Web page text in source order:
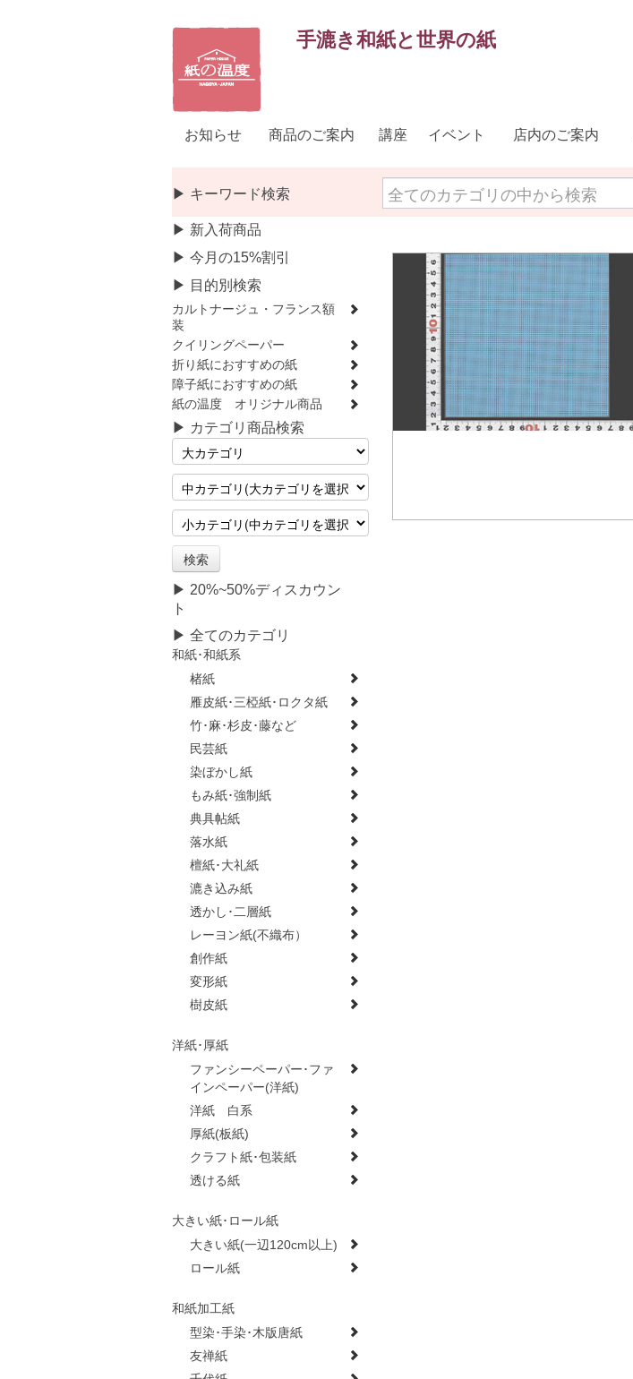
手漉き和紙と世界の紙
お知らせ 商品のご案内 講座 イベント 店内のご案内
▶ キーワード検索
▶ 新入荷商品
▶ 今月の15%割引
▶ 目的別検索
カルトナージュ・フランス額
装
クイリングペーパー
折り紙におすすめの紙
障子紙におすすめの紙
紙の温度 オリジナル商品
▶ カテゴリ商品検索
▶ 20%~50%ディスカウン
ト
▶ 全てのカテゴリ
和紙･和紙系
楮紙
雁皮紙･三椏紙･ロクタ紙
竹･麻･杉皮･藤など
民芸紙
染ぼかし紙
もみ紙･強制紙
典具帖紙
落水紙
檀紙･大礼紙
漉き込み紙
透かし･二層紙
レーヨン紙(不織布）
創作紙
変形紙
樹皮紙
洋紙･厚紙
ファンシーペーパー･ファ
インペーパー(洋紙)
洋紙 白系
厚紙(板紙)
クラフト紙･包装紙
透ける紙
大きい紙･ロール紙
大きい紙(一辺120cm以上)
ロール紙
和紙加工紙
型染･手染･木版唐紙
友禅紙